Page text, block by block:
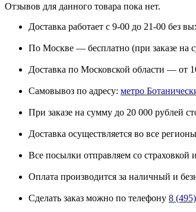
Отзывов для данного товара пока нет.
Доставка работает с 9-00 до 21-00 без
По Москве — бесплатно (при заказе на
Доставка по Московской области — от
Самовывоз по адресу: метро
При заказе на сумму до 20 000 рублей
Доставка осуществляется во все
Все посылки отправляем со страховкой
Оплата производится за наличный и
Сделать заказ можно по телефону 8